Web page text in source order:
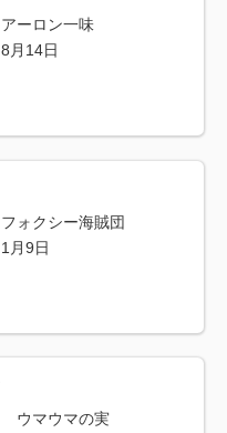
アーロン一味
8月14日
フォクシー海賊団
1月9日
ウマウマの実